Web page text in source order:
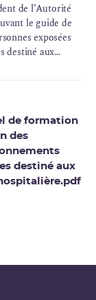
de l’Autorité
le guide de
exposées
destiné aux
de formation
des
destiné aux